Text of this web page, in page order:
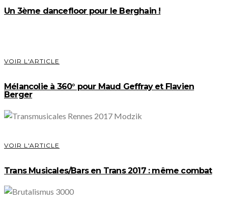
Un 3ème dancefloor pour le Berghain !
VOIR L'ARTICLE
Mélancolie à 360° pour Maud Geffray et Flavien
Berger
VOIR L'ARTICLE
Trans Musicales/Bars en Trans 2017 : même combat